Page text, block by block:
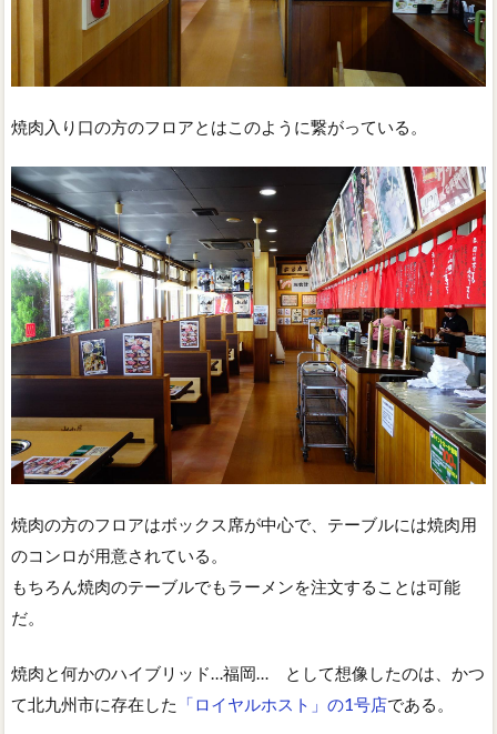
焼肉入り口の方のフロアとはこのように繋がっている。
焼肉の方のフロアはボックス席が中心で、テーブルには焼肉用
のコンロが用意されている。
もちろん焼肉のテーブルでもラーメンを注文することは可能
だ。
焼肉と何かのハイブリッド…福岡… として想像したのは、かつ
て北九州市に存在した
「ロイヤルホスト」の1号店である。